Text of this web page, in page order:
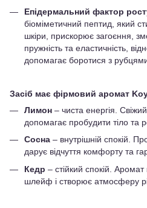
Епідермальний фактор
біоміметичний пептид, який
шкіри, прискорює загоєння,
пружність та еластичність,
допомагає боротися з
Засіб має фірмовий аромат
Лимон – чиста енергія.
допомагає пробудити тіло та
Сосна – внутрішній спокій.
дарує відчуття комфорту та
Кедр – стійкий спокій.
шлейф і створює атмосферу